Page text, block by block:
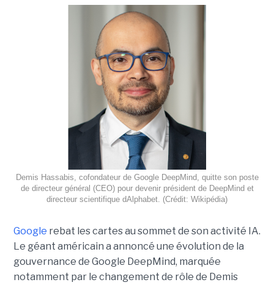
Demis Hassabis, cofondateur de Google DeepMind, quitte son poste
de directeur général (CEO) pour devenir président de DeepMind et
directeur scientifique dAlphabet. (Crédit: Wikipédia)
Google rebat les cartes au sommet de son activité IA.
Le géant américain a annoncé une évolution de la
gouvernance de Google DeepMind, marquée
notamment par le changement de rôle de Demis